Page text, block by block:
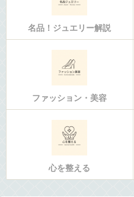
名品！ジュエリー解説
ファッション・美容
心を整える